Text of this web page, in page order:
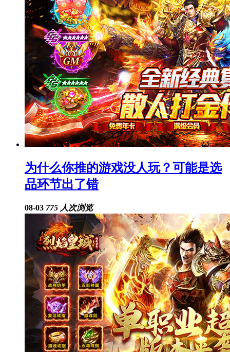
为什么你推的游戏没人玩？可能是选
品环节出了错
08-03 775 人次浏览